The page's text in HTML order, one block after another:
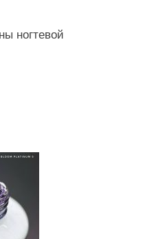
ногтевой